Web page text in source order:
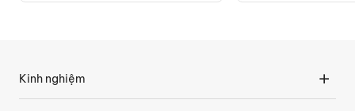
Kinh nghiệm